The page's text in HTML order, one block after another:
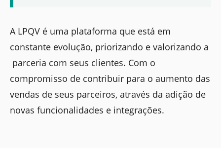
A LPQV é uma plataforma que está em
constante evolução, priorizando e valorizando a
parceria com seus clientes. Com o
compromisso de contribuir para o aumento das
vendas de seus parceiros, através da adição de
novas funcionalidades e integrações.